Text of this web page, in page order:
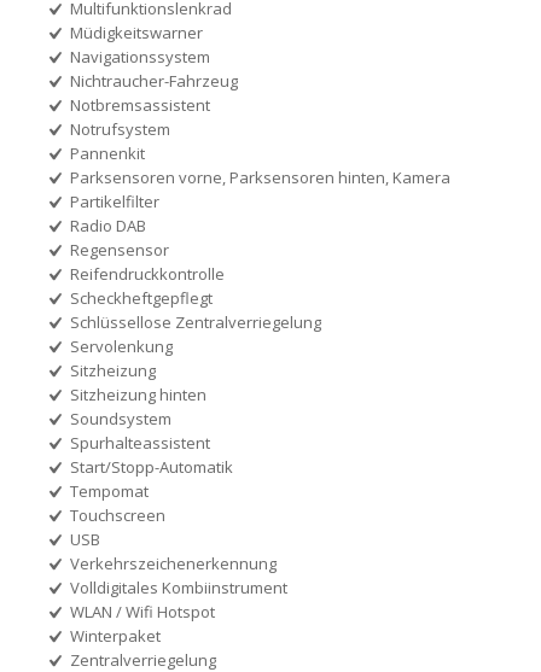
Multifunktionslenkrad
Müdigkeitswarner
Navigationssystem
Nichtraucher-Fahrzeug
Notbremsassistent
Notrufsystem
Pannenkit
Parksensoren vorne, Parksensoren hinten, Kamera
Partikelfilter
Radio DAB
Regensensor
Reifendruckkontrolle
Scheckheftgepflegt
Schlüssellose Zentralverriegelung
Servolenkung
Sitzheizung
Sitzheizung hinten
Soundsystem
Spurhalteassistent
Start/Stopp-Automatik
Tempomat
Touchscreen
USB
Verkehrszeichenerkennung
Volldigitales Kombiinstrument
WLAN / Wifi Hotspot
Winterpaket
Zentralverriegelung